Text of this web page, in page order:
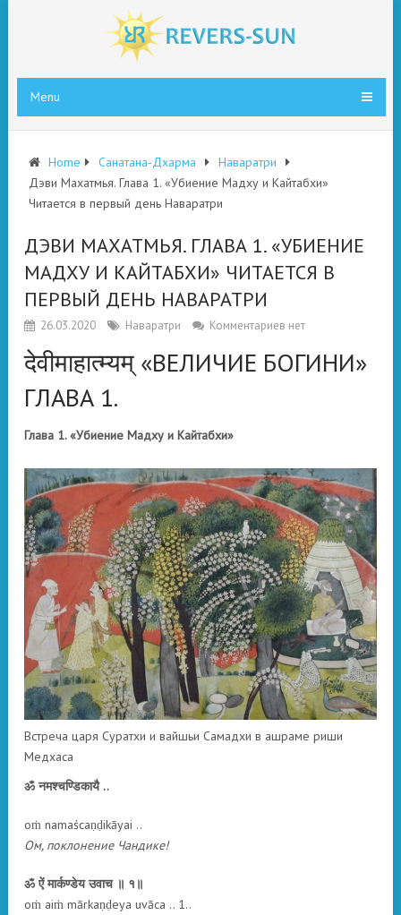
Menu
Home Санатана-Дхарма
Наваратри
Дэви Махатмья. Глава 1. «Убиение Мадху и Кайтабхи»
Читается в первый день Наваратри
ДЭВИ МАХАТМЬЯ. ГЛАВА 1. «УБИЕНИЕ
МАДХУ И КАЙТАБХИ» ЧИТАЕТСЯ В
ПЕРВЫЙ ДЕНЬ НАВАРАТРИ
26.03.2020 Наваратри Комментариев нет
देवीमाहात्म्यम् «ВЕЛИЧИЕ БОГИНИ»
ГЛАВА 1.
Глава 1. «Убиение Мадху и Кайтабхи»
Встреча царя Суратхи и вайшьи Самадхи в ашраме риши
Медхаса
ॐ नमश्चण्डिकायै ..
oṁ namaścaṇḍikāyai ..
Ом, поклонение Чандике!
ॐ ऐं मार्कण्डेय उवाच ॥ १॥
oṁ aiṁ mārkaṇḍeya uvāca .. 1..